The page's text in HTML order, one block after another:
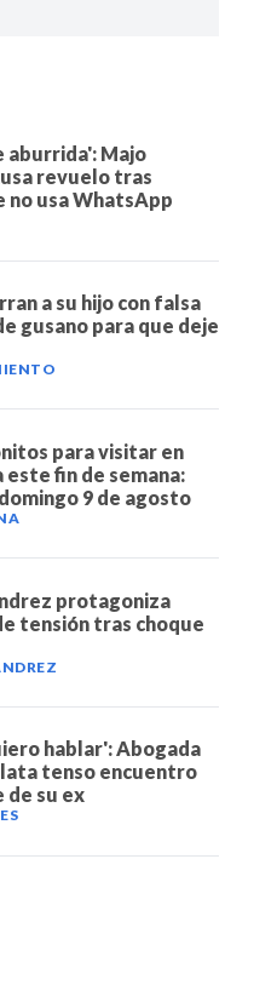
aburrida': Majo
revuelo tras
no usa WhatsApp
a su hijo con falsa
gusano para que deje
para visitar en
este fin de semana:
9 de agosto
protagoniza
tensión tras choque
hablar': Abogada
tenso encuentro
de su ex